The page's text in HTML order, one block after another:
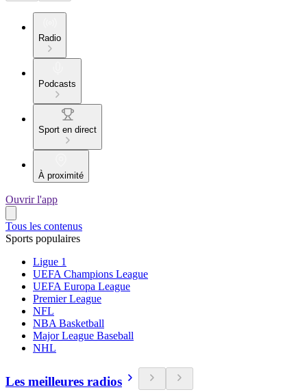
Radio
Podcasts
Sport en direct
À proximité
Ouvrir l'app
Tous les contenus
Sports populaires
Ligue 1
UEFA Champions League
UEFA Europa League
Premier League
NFL
NBA Basketball
Major League Baseball
NHL
Les meilleures radios